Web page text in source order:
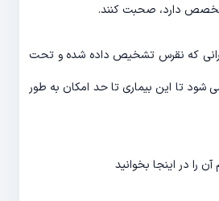
تخصص دارد، صحبت کنند.
که نقرس تشخیص داده شده و تحت
شود تا این بیماری تا حد امکان به طور
را در اینجا بخوانید